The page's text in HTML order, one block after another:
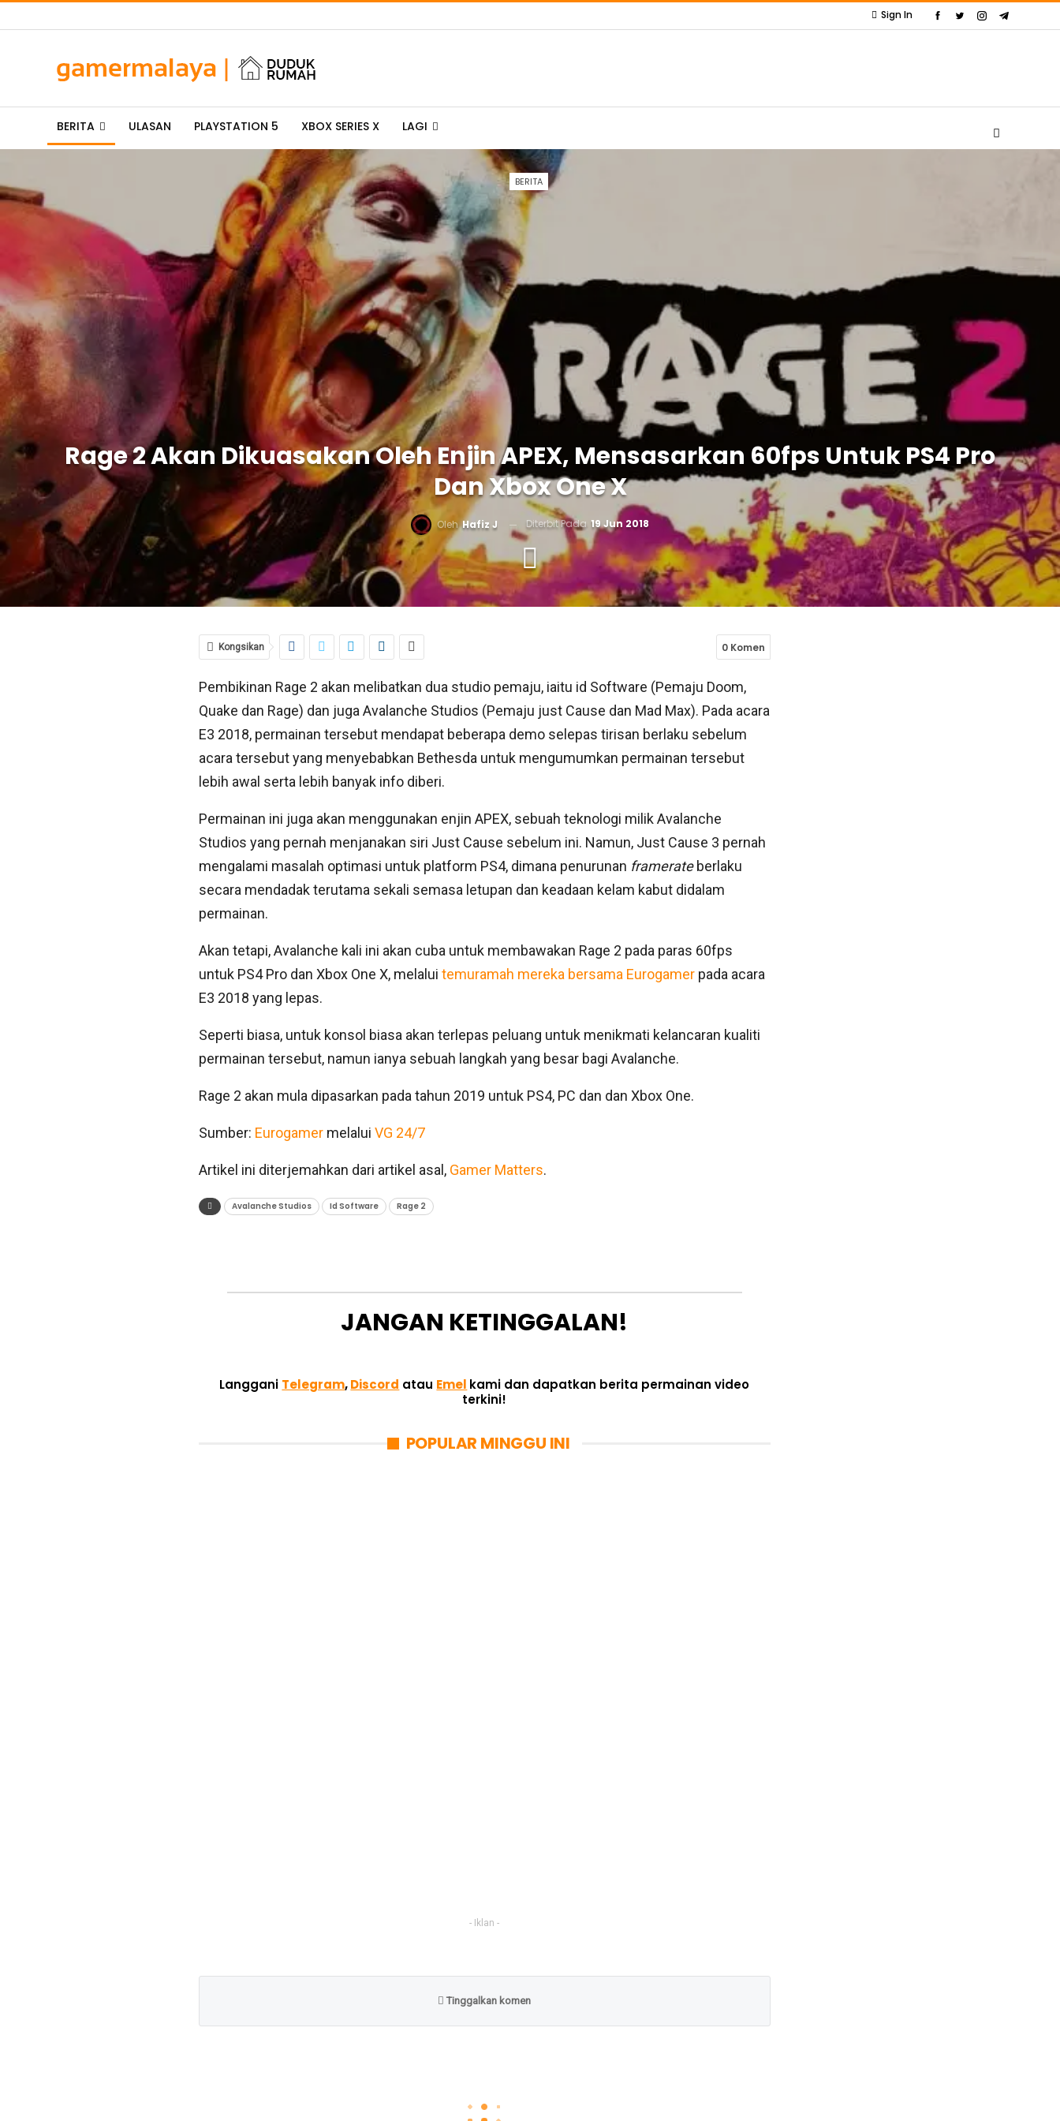
Sign In
BERITA ULASAN PLAYSTATION 5 XBOX SERIES X LAGI
BERITA
Rage 2 Akan Dikuasakan Oleh Enjin APEX, Mensasarkan 60fps Untuk PS4 Pro
Dan Xbox One X
OlehHafiz J Diterbit Pada 19 Jun 2018
0 Komen
Kongsikan
Pembikinan Rage 2 akan melibatkan dua studio pemaju, iaitu id Software (Pemaju Doom,
Quake dan Rage) dan juga Avalanche Studios (Pemaju just Cause dan Mad Max). Pada acara
E3 2018, permainan tersebut mendapat beberapa demo selepas tirisan berlaku sebelum
acara tersebut yang menyebabkan Bethesda untuk mengumumkan permainan tersebut
lebih awal serta lebih banyak info diberi.
Permainan ini juga akan menggunakan enjin APEX, sebuah teknologi milik Avalanche
Studios yang pernah menjanakan siri Just Cause sebelum ini. Namun, Just Cause 3 pernah
mengalami masalah optimasi untuk platform PS4, dimana penurunan framerateberlaku
secara mendadak terutama sekali semasa letupan dan keadaan kelam kabut didalam
permainan.
Akan tetapi, Avalanche kali ini akan cuba untuk membawakan Rage 2 pada paras 60fps
untuk PS4 Pro dan Xbox One X, melalui temuramah mereka bersama Eurogamerpada acara
E3 2018 yang lepas.
Seperti biasa, untuk konsol biasa akan terlepas peluang untuk menikmati kelancaran kualiti
permainan tersebut, namun ianya sebuah langkah yang besar bagi Avalanche.
Rage 2 akan mula dipasarkan pada tahun 2019 untuk PS4, PC dan dan Xbox One.
Sumber: Eurogamermelalui VG 24/7
Artikel ini diterjemahkan dari artikel asal, Gamer Matters.
Avalanche Studios Id Software Rage 2
JANGAN KETINGGALAN!
Langgani Telegram,Discord atau Emel kami dan dapatkan berita permainan video
terkini!
POPULAR MINGGU INI
- Iklan -
Tinggalkan komen